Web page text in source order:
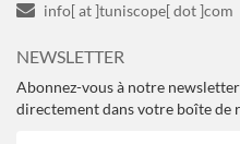
info[ at ]tuniscope[ dot ]com
NEWSLETTER
Abonnez-vous à notre
directement dans votre boîte de